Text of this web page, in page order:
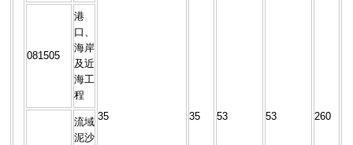
35 35 53 53 260
081505
港
口、
海岸
及近
海工
程
流域
泥沙